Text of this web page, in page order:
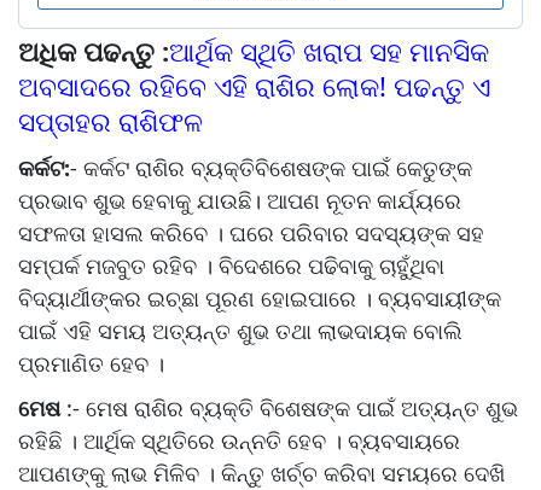
ଅଧିକ ପଢନ୍ତୁ :ଆର୍ଥିକ ସ୍ଥିତି ଖରାପ ସହ ମାନସିକ
ଅବସାଦରେ ରହିବେ ଏହି ରାଶିର ଲୋକ! ପଢନ୍ତୁ ଏ
ସପ୍ତାହର ରାଶିଫଳ
କର୍କଟ:- କର୍କଟ ରାଶିର ବ୍ୟକ୍ତିବିଶେଷଙ୍କ ପାଇଁ କେତୁଙ୍କ
ପ୍ରଭାବ ଶୁଭ ହେବାକୁ ଯାଉଛି। ଆପଣ ନୂତନ କାର୍ଯ୍ୟରେ
ସଫଳତା ହାସଲ କରିବେ । ଘରେ ପରିବାର ସଦସ୍ୟଙ୍କ ସହ
ସମ୍ପର୍କ ମଜବୁତ ରହିବ । ବିଦେଶରେ ପଢିବାକୁ ଚାହୁଁଥିବା
ବିଦ୍ୟାର୍ଥୀଙ୍କର ଇଚ୍ଛା ପୂରଣ ହୋଇପାରେ । ବ୍ୟବସାୟୀଙ୍କ
ପାଇଁ ଏହି ସମୟ ଅତ୍ୟନ୍ତ ଶୁଭ ତଥା ଲାଭଦାୟକ ବୋଲି
ପ୍ରମାଣିତ ହେବ ।
ମେଷ:- ମେଷ ରାଶିର ବ୍ୟକ୍ତି ବିଶେଷଙ୍କ ପାଇଁ ଅତ୍ୟନ୍ତ ଶୁଭ
ରହିଛି । ଆର୍ଥିକ ସ୍ଥିତିରେ ଉନ୍ନତି ହେବ । ବ୍ୟବସାୟରେ
ଆପଣଙ୍କୁ ଲାଭ ମିଳିବ । କିନ୍ତୁ ଖର୍ଚ୍ଚ କରିବା ସମୟରେ ଦେଖି